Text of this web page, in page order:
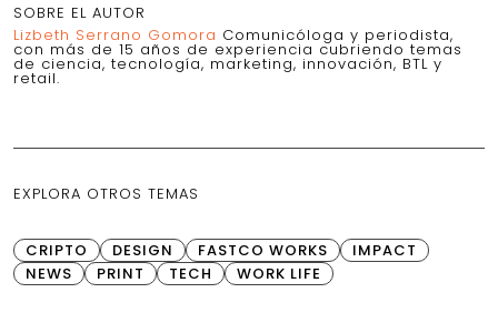
SOBRE EL AUTOR
Lizbeth Serrano Gomora Comunicóloga y periodista,
con más de 15 años de experiencia cubriendo temas
de ciencia, tecnología, marketing, innovación, BTL y
retail.
EXPLORA OTROS TEMAS
CRIPTO DESIGN FASTCO WORKS
IMPACT
NEWS
PRINT TECH WORK LIFE